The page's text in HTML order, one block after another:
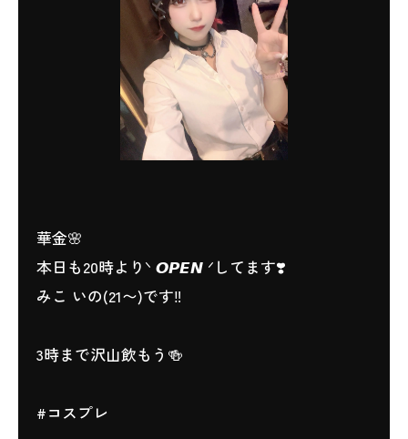
華金🌸
本日も20時よりᐠ 𝙊𝙋𝙀𝙉 ᐟしてます❣️
みこ いの(21〜)です‼️
3時まで沢山飲もう🍻
#コスプレ